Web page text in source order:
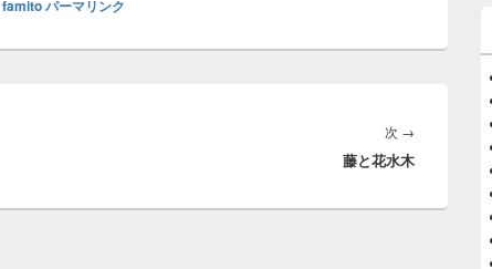
famitoパーマリンク
次 →
の
稿:
藤と花水木